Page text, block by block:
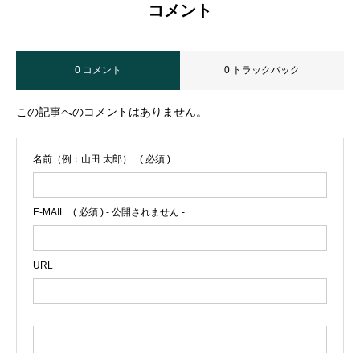
コメント
0 コメント 0 トラックバック
この記事へのコメントはありません。
名前（例：山田 太郎） ( 必須 )
E-MAIL ( 必須 ) - 公開されません -
URL